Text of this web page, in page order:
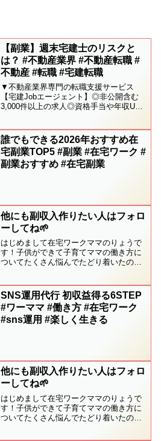
【副業】週末宅建士のリスクと
は？ #不動産業界 #不動産転職 #
不動産 #転職 #宅建転職
▼不動産業界専門の転職支援サービス
【宅建Jobエージェント】◎非公開含む
3,000件以上の求人◎資格手当や年収UP
能です！＼人材紹介営業ポジションを募
集しています！／...
誰でもできる2026年おすすめ在
宅副業TOP5 #副業 #在宅ワーク #
副業おすすめ #在宅副業
他にも副収入作りたい人はフォロ
ーしてね🌱
はじめまして在宅ワークママのりょうで
す！子供ができて子育てママの働き方に
ついてたくさん悩んでたどり着いたのが
い人そんな方に向けて発信してます✨−−
−−−−−−−−−−−...
SNS運用代行 初収益得る6STEP
#ワーママ #働き方 #在宅ワーク
#sns運用 #楽しく生きる
他にも副収入作りたい人はフォロ
ーしてね🌱
はじめまして在宅ワークママのりょうで
す！子供ができて子育てママの働き方に
ついてたくさん悩んでたどり着いたのが